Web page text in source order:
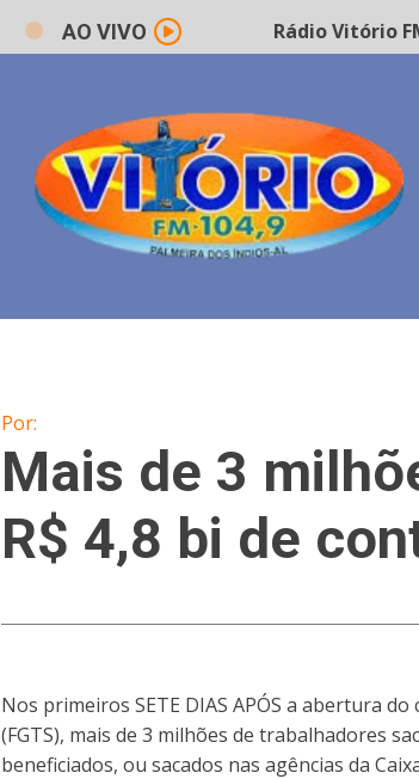
AO VIVO Rádio Vitório
Por:
Mais de 3
R$ 4,8 bi de
Nos primeiros SETE DIAS APÓS a abertura
(FGTS), mais de 3 milhões de trabalhadores
beneficiados, ou sacados nas agências da